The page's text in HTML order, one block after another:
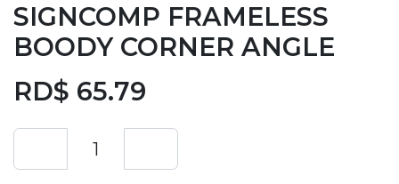
SIGNCOMP FRAMELESS
BOODY CORNER ANGLE
RD$ 65.79